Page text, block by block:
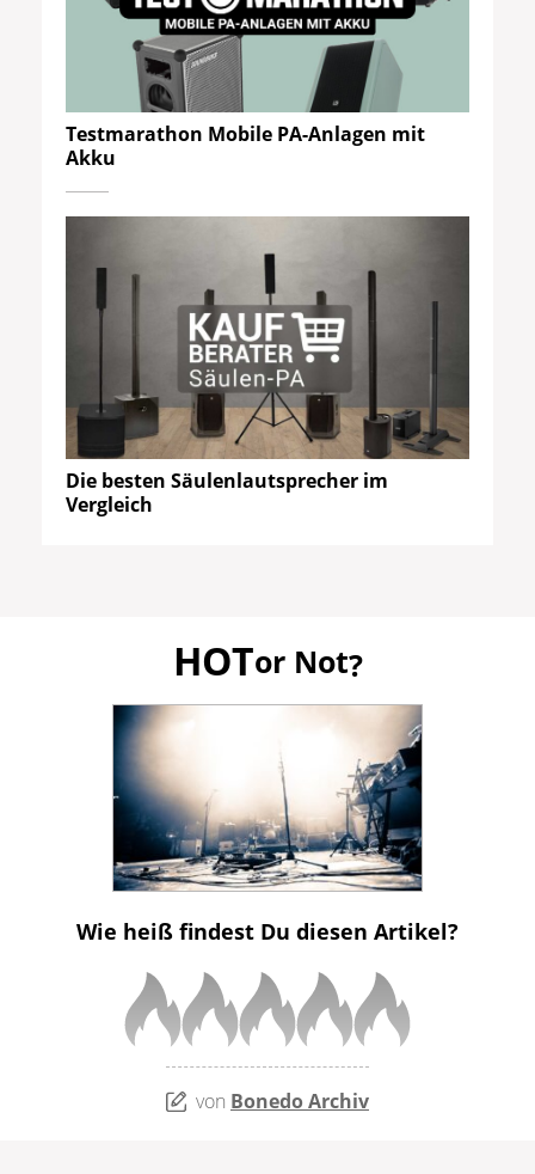
Testmarathon Mobile PA-Anlagen mit
Akku
Die besten Säulenlautsprecher im
Vergleich
HOTor Not?
Wie heiß findest Du diesen Artikel?
von Bonedo Archiv